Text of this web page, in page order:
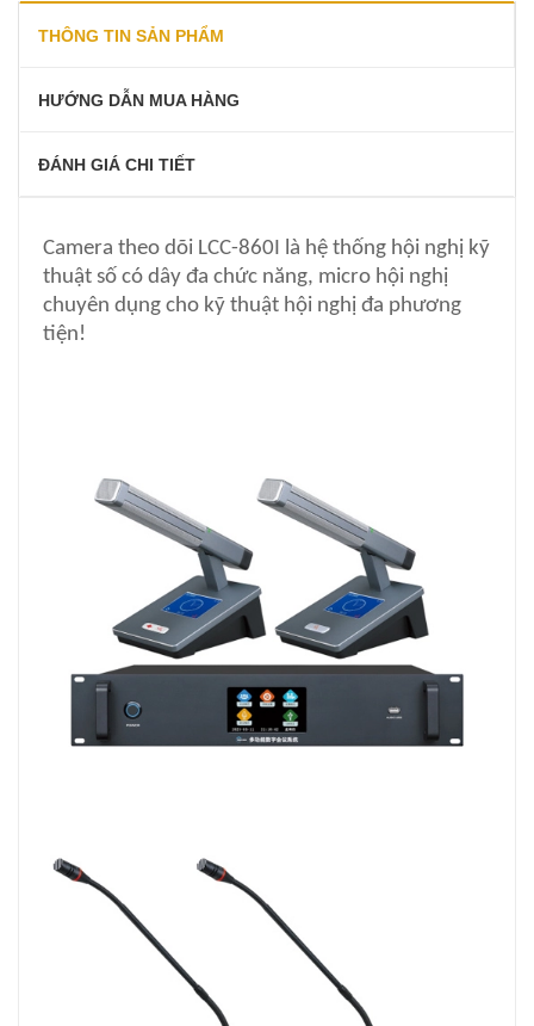
THÔNG TIN SẢN PHẨM
HƯỚNG DẪN MUA HÀNG
ĐÁNH GIÁ CHI TIẾT
Camera theo dõi LCC-860I là hệ thống hội nghị kỹ
thuật số có dây đa chức năng, micro hội nghị
chuyên dụng cho kỹ thuật hội nghị đa phương
tiện!